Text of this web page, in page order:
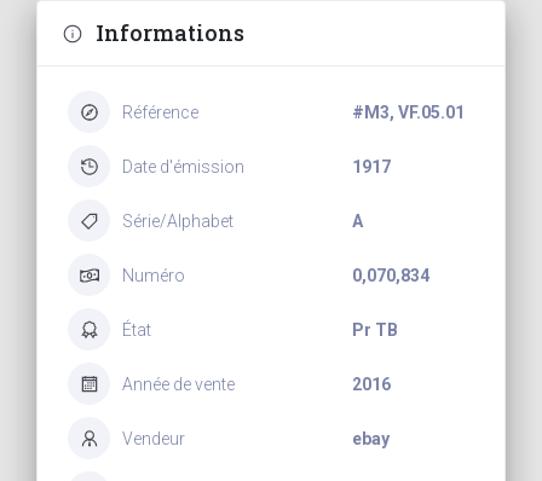
Informations
Référence #M3, VF.05.01
Date d'émission 1917
Série/Alphabet A
Numéro 0,070,834
État Pr TB
Année de vente 2016
Vendeur ebay